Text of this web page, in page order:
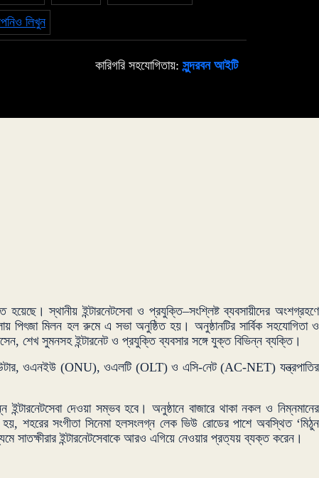
লিখুন
কারিগরি সহযোগিতায়: সুন্দরবন আইটি
স্থানীয় ইন্টারনেটসেবা ও প্রযুক্তি–সংশ্লিষ্ট ব্যবসায়ীদের অংশগ্রহণে
পিৎজা মিলন হল রুমে এ সভা অনুষ্ঠিত হয়। অনুষ্ঠানটির সার্বিক সহযোগিতা ও
শেখ সুমনসহ ইন্টারনেট ও প্রযুক্তি ব্যবসার সঙ্গে যুক্ত বিভিন্ন ব্যক্তি।
রাউটার, ওএনইউ (ONU), ওএলটি (OLT) ও এসি-নেট (AC-NET) যন্ত্রপাতির
দেওয়া সম্ভব হবে। অনুষ্ঠানে বাজারে থাকা নকল ও নিম্নমানের
শহরের সংগীতা সিনেমা হলসংলগ্ন লেক ভিউ রোডের পাশে অবস্থিত ‘মিঠুন
সাতক্ষীরার ইন্টারনেটসেবাকে আরও এগিয়ে নেওয়ার প্রত্যয় ব্যক্ত করেন।